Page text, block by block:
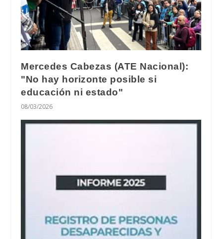
Mercedes Cabezas (ATE Nacional):
"No hay horizonte posible si
educación ni estado"
08/03/2026